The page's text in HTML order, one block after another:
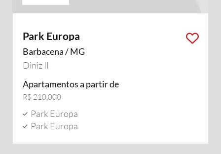
Park Europa
Barbacena / MG
Diniz II
Apartamentos a partir de
R$ 210.000
Park Europa
Park Europa